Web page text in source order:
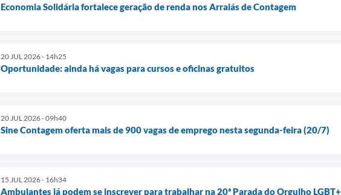
Economia Solidária fortalece geração de renda nos Arraiás de Contagem
20 JUL 2026 - 14h25
Oportunidade: ainda há vagas para cursos e oficinas gratuitos
20 JUL 2026 - 09h40
Sine Contagem oferta mais de 900 vagas de emprego nesta segunda-feira (20/7)
15 JUL 2026 - 16h34
Ambulantes já podem se inscrever para trabalhar na 20ª Parada do Orgulho LGBT+